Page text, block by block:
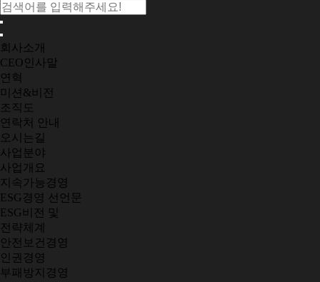
회사소개
CEO인사말
연혁
미션&비전
조직도
연락처 안내
오시는길
사업분야
사업개요
지속가능경영
ESG경영 선언문
ESG비전 및
전략체계
안전보건경영
인권경영
부패방지경영